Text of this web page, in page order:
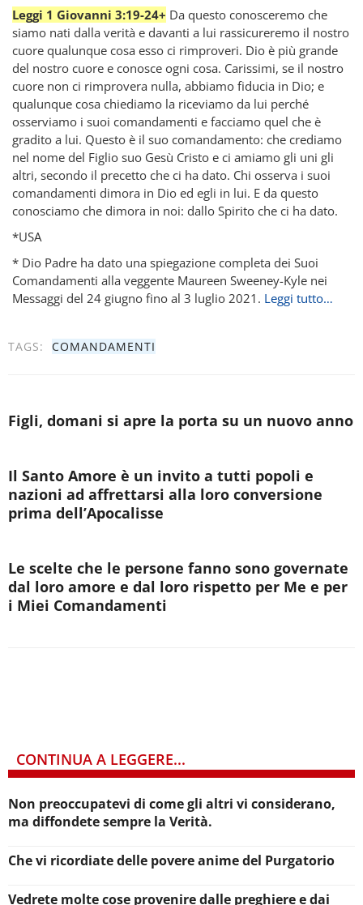
Leggi 1 Giovanni 3:19-24+ Da questo conosceremo che
siamo nati dalla verità e davanti a lui rassicureremo il nostro
cuore qualunque cosa esso ci rimproveri. Dio è più grande
del nostro cuore e conosce ogni cosa. Carissimi, se il nostro
cuore non ci rimprovera nulla, abbiamo fiducia in Dio; e
qualunque cosa chiediamo la riceviamo da lui perché
osserviamo i suoi comandamenti e facciamo quel che è
gradito a lui. Questo è il suo comandamento: che crediamo
nel nome del Figlio suo Gesù Cristo e ci amiamo gli uni gli
altri, secondo il precetto che ci ha dato. Chi osserva i suoi
comandamenti dimora in Dio ed egli in lui. E da questo
conosciamo che dimora in noi: dallo Spirito che ci ha dato.
*USA
* Dio Padre ha dato una spiegazione completa dei Suoi
Comandamenti alla veggente Maureen Sweeney-Kyle nei
Messaggi del 24 giugno fino al 3 luglio 2021. Leggi tutto…
TAGS: COMANDAMENTI
Figli, domani si apre la porta su un nuovo anno
Il Santo Amore è un invito a tutti popoli e
nazioni ad affrettarsi alla loro conversione
prima dell’Apocalisse
Le scelte che le persone fanno sono governate
dal loro amore e dal loro rispetto per Me e per
i Miei Comandamenti
CONTINUA A LEGGERE...
Non preoccupatevi di come gli altri vi considerano,
ma diffondete sempre la Verità.
Che vi ricordiate delle povere anime del Purgatorio
Vedrete molte cose provenire dalle preghiere e dai